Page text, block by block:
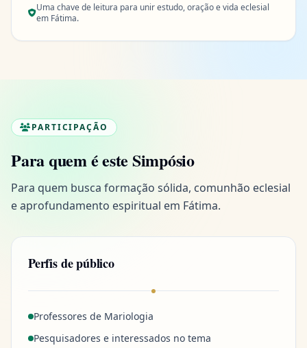
Uma chave de leitura para unir estudo, oração e vida eclesial
em Fátima.
PARTICIPAÇÃO
Para quem é este Simpósio
Para quem busca formação sólida, comunhão eclesial
e aprofundamento espiritual em Fátima.
Perfis de público
Professores de Mariologia
Pesquisadores e interessados no tema